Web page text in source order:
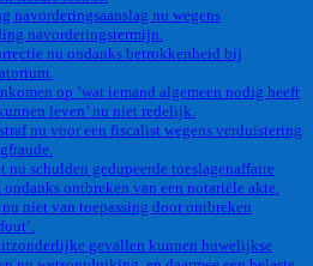
navorderingsaanslag nu wegens
navorderingstermijn.
nu ondanks betrokkenheid bij
op ‘wat iemand algemeen nodig heeft
leven’ nu niet redelijk.
nu voor een fiscalist wegens verduistering
nu schulden gedupeerde toeslagenaffaire
ondanks ontbreken van een notariële akte.
niet van toepassing door ontbreken
gevallen kunnen huwelijkse